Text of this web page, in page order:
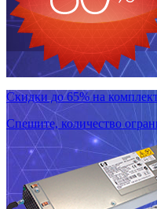
Скидки до 65% на
Спешите, количество